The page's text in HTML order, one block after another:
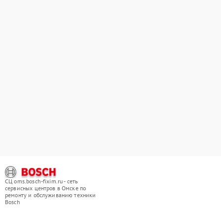
СЦ oms.bosch-fixim.ru - сеть
сервисных центров в Омске по
ремонту и обслуживанию техники
Bosch